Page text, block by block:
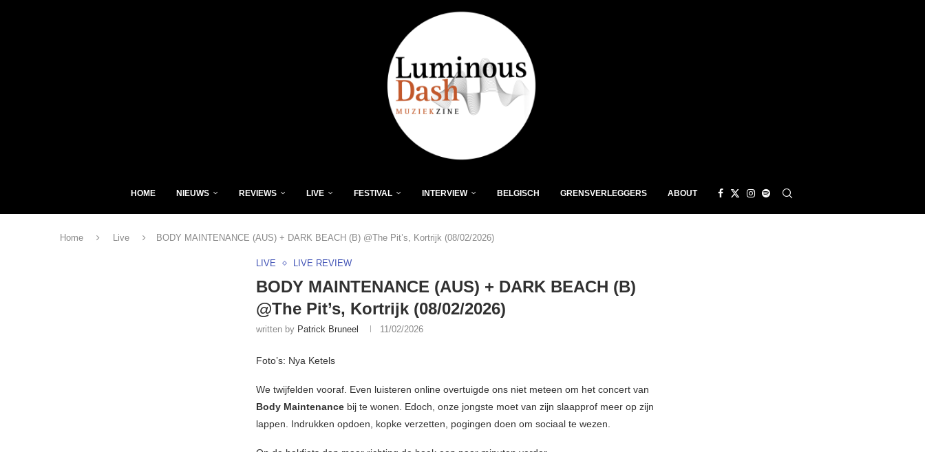
HOME NIEUWS REVIEWS LIVE FESTIVAL INTERVIEW BELGISCH GRENSVERLEGGERS ABOUT
Home Live BODY MAINTENANCE (AUS) + DARK BEACH (B) @The Pit’s, Kortrijk (08/02/2026)
LIVE LIVE REVIEW
BODY MAINTENANCE (AUS) + DARK BEACH (B)
@The Pit’s, Kortrijk (08/02/2026)
written by Patrick Bruneel 11/02/2026
Foto’s: Nya Ketels
We twijfelden vooraf. Even luisteren online overtuigde ons niet meteen om het concert van
Body Maintenance bij te wonen. Edoch, onze jongste moet van zijn slaapprof meer op zijn
lappen. Indrukken opdoen, kopke verzetten, pogingen doen om sociaal te wezen.